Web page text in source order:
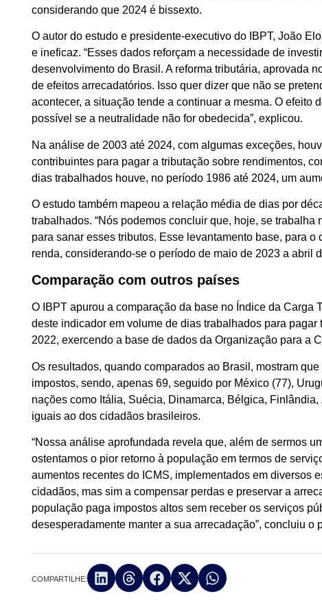
considerando que 2024 é bissexto.
O autor do estudo e presidente-executivo do IBPT, João
e ineficaz. “Esses dados reforçam a necessidade de
desenvolvimento do Brasil. A reforma tributária, aprovada
de efeitos arrecadatórios. Isso quer dizer que não se
acontecer, a situação tende a continuar a mesma. O efeito
possível se a neutralidade não for obedecida”, explicou.
Na análise de 2003 até 2024, com algumas exceções,
contribuintes para pagar a tributação sobre rendimentos,
dias trabalhados houve, no período 1986 até 2024, um
O estudo também mapeou a relação média de dias por
trabalhados. “Nós podemos concluir que, hoje, se
para sanar esses tributos. Esse levantamento base, para
renda, considerando-se o período de maio de 2023 a abril
Comparação com outros países
O IBPT apurou a comparação da base no Índice da Carga
deste indicador em volume de dias trabalhados para
2022, exercendo a base de dados da Organização para a
Os resultados, quando comparados ao Brasil, mostram
impostos, sendo, apenas 69, seguido por México (77),
nações como Itália, Suécia, Dinamarca, Bélgica,
iguais ao dos cidadãos brasileiros.
“Nossa análise aprofundada revela que, além de sermos
ostentamos o pior retorno à população em termos de
aumentos recentes do ICMS, implementados em diversos
cidadãos, mas sim a compensar perdas e preservar a
população paga impostos altos sem receber os serviços
desesperadamente manter a sua arrecadação”, concluiu o
COMPARTILHE: